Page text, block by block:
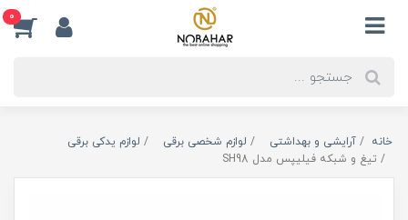
0
خانه آرایشی و بهداشتی لوازم شخصی برقی
لوازم یدکی برقی
تیغ و شبکه فیلیپس مدل SH98